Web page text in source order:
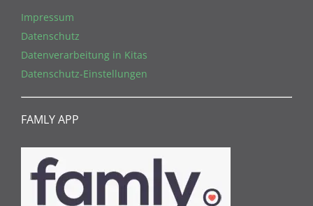
Impressum
Datenschutz
Datenverarbeitung in Kitas
Datenschutz-Einstellungen
FAMLY APP